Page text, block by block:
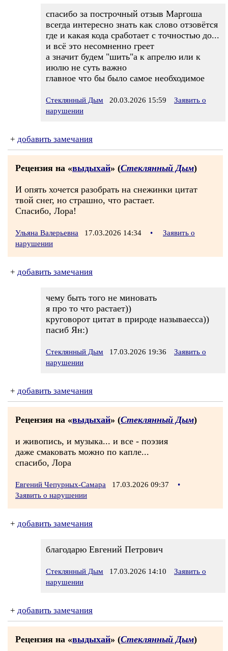
спасибо за построчный отзыв Маргоша
всегда интересно знать как слово отзовётся
где и какая кода сработает с точностью до...
и всё это несомненно греет
а значит будем "шить"а к апрелю или к
июлю не суть важно
главное что бы было самое необходимое
Стеклянный Дым 20.03.2026 15:59
Заявить о
нарушении
+ добавить замечания
Рецензия на «выдыхай» (Стеклянный Дым)
И опять хочется разобрать на снежинки цитат
твой снег, но страшно, что растает.
Спасибо, Лора!
Ульяна Валерьевна 17.03.2026 14:34 •
Заявить о
нарушении
+ добавить замечания
чему быть того не миновать
я про то что растает))
круговорот цитат в природе называесса))
пасиб Ян:)
Стеклянный Дым 17.03.2026 19:36
Заявить о
нарушении
+ добавить замечания
Рецензия на «выдыхай» (Стеклянный Дым)
и живопись, и музыка... и все - поэзия
даже смаковать можно по капле...
спасибо, Лора
Евгений Чепурных-Самара 17.03.2026 09:37
•
Заявить о нарушении
+ добавить замечания
благодарю Евгений Петрович
Стеклянный Дым 17.03.2026 14:10
Заявить о
нарушении
+ добавить замечания
Рецензия на «выдыхай» (Стеклянный Дым)